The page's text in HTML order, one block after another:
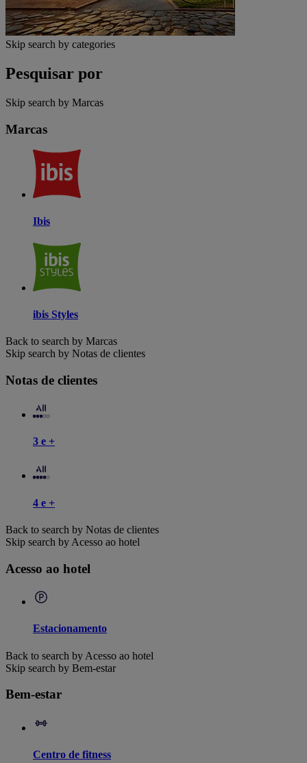
Skip search by categories
Pesquisar por
Skip search by Marcas
Marcas
Ibis
ibis Styles
Back to search by Marcas
Skip search by Notas de clientes
Notas de clientes
3 e +
4 e +
Back to search by Notas de clientes
Skip search by Acesso ao hotel
Acesso ao hotel
Estacionamento
Back to search by Acesso ao hotel
Skip search by Bem-estar
Bem-estar
Centro de fitness